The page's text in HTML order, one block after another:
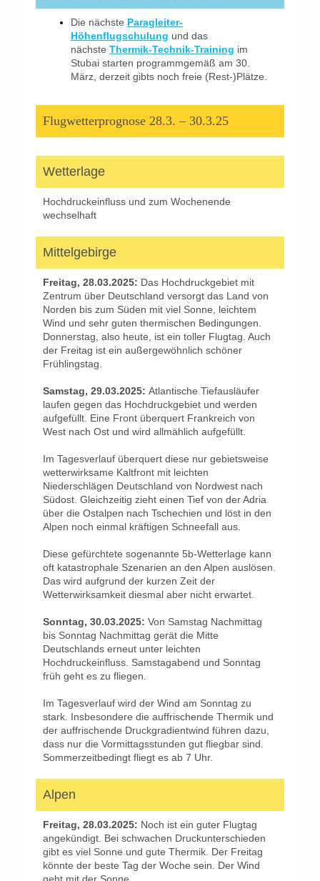
Die nächste Paragleiter-
Höhenflugschulung und das
nächste Thermik-Technik-Training im
Stubai starten programmgemäß am 30.
März, derzeit gibts noch freie (Rest-)Plätze.
Flugwetterprognose 28.3. – 30.3.25
Wetterlage
Hochdruckeinfluss und zum Wochenende
wechselhaft
Mittelgebirge
Freitag, 28.03.2025: Das Hochdruckgebiet mit
Zentrum über Deutschland versorgt das Land von
Norden bis zum Süden mit viel Sonne, leichtem
Wind und sehr guten thermischen Bedingungen.
Donnerstag, also heute, ist ein toller Flugtag. Auch
der Freitag ist ein außergewöhnlich schöner
Frühlingstag.
Samstag, 29.03.2025: Atlantische Tiefausläufer
laufen gegen das Hochdruckgebiet und werden
aufgefüllt. Eine Front überquert Frankreich von
West nach Ost und wird allmählich aufgefüllt.
Im Tagesverlauf überquert diese nur gebietsweise
wetterwirksame Kaltfront mit leichten
Niederschlägen Deutschland von Nordwest nach
Südost. Gleichzeitig zieht einen Tief von der Adria
über die Ostalpen nach Tschechien und löst in den
Alpen noch einmal kräftigen Schneefall aus.
Diese gefürchtete sogenannte 5b-Wetterlage kann
oft katastrophale Szenarien an den Alpen auslösen.
Das wird aufgrund der kurzen Zeit der
Wetterwirksamkeit diesmal aber nicht erwartet.
Sonntag, 30.03.2025: Von Samstag Nachmittag
bis Sonntag Nachmittag gerät die Mitte
Deutschlands erneut unter leichten
Hochdruckeinfluss. Samstagabend und Sonntag
früh geht es zu fliegen.
Im Tagesverlauf wird der Wind am Sonntag zu
stark. Insbesondere die auffrischende Thermik und
der auffrischende Druckgradientwind führen dazu,
dass nur die Vormittagsstunden gut fliegbar sind.
Sommerzeitbedingt fliegt es ab 7 Uhr.
Alpen
Freitag, 28.03.2025: Noch ist ein guter Flugtag
angekündigt. Bei schwachen Druckunterschieden
gibt es viel Sonne und gute Thermik. Der Freitag
könnte der beste Tag der Woche sein. Der Wind